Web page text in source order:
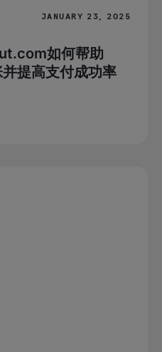
JANUARY 23, 2025
如何帮助
提高支付成功率